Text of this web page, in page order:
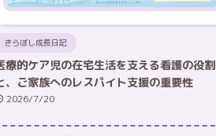
きらぼし成長日記
療的ケア児の在宅生活を支える看護の役割
、ご家族へのレスパイト支援の重要性
2026/7/20